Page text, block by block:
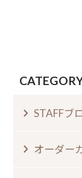
STAFFブ
オーダー